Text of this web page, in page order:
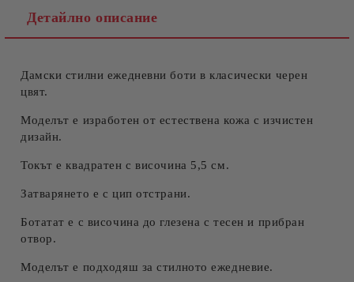
Съгласен съм сПолитиката за лични данни
Детайлно описание
Дамски стилни ежедневни боти в класически черен
цвят.
Моделът е изработен от естествена кожа с изчистен
дизайн.
Токът е квадратен с височина 5,5 см.
Затварянето е с цип отстрани.
Ботатат е с височина до глезена с тесен и прибран
отвор.
Моделът е подходяш за стилното ежедневие.